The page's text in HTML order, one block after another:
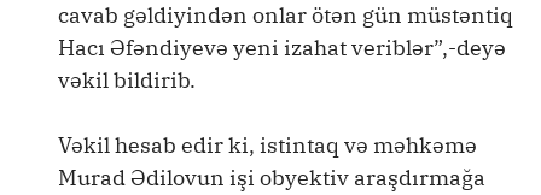
cavab gəldiyindən onlar ötən gün müstəntiq
Hacı Əfəndiyevə yeni izahat veriblər”,-deyə
vəkil bildirib.
Vəkil hesab edir ki, istintaq və məhkəmə
Murad Ədilovun işi obyektiv araşdırmağa